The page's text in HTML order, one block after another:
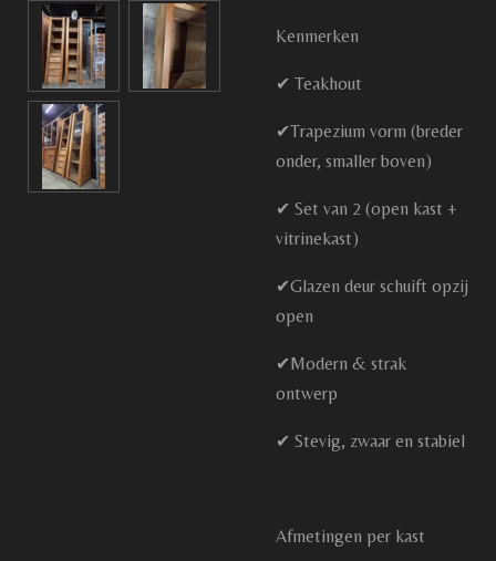
Kenmerken
✔ Teakhout
✔Trapezium vorm (breder
onder, smaller boven)
✔ Set van 2 (open kast +
vitrinekast)
✔Glazen deur schuift opzij
open
✔Modern & strak
ontwerp
✔ Stevig, zwaar en stabiel
Afmetingen per kast